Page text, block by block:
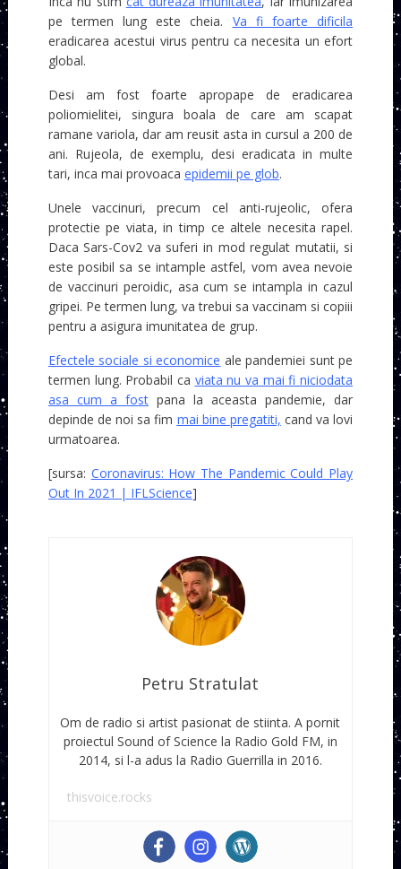
pe termen lung este cheia. Va fi foarte dificila
eradicarea acestui virus pentru ca necesita un efort
global.
Desi am fost foarte apropape de eradicarea
poliomielitei, singura boala de care am scapat
ramane variola, dar am reusit asta in cursul a 200 de
ani. Rujeola, de exemplu, desi eradicata in multe
tari, inca mai provoaca epidemii pe glob.
Unele vaccinuri, precum cel anti-rujeolic, ofera
protectie pe viata, in timp ce altele necesita rapel.
Daca Sars-Cov2 va suferi in mod regulat mutatii, si
este posibil sa se intample astfel, vom avea nevoie
de vaccinuri peroidic, asa cum se intampla in cazul
gripei. Pe termen lung, va trebui sa vaccinam si copiii
pentru a asigura imunitatea de grup.
Efectele sociale si economice ale pandemiei sunt pe
termen lung. Probabil ca viata nu va mai fi niciodata
asa cum a fostpana la aceasta pandemie, dar
depinde de noi sa fim mai bine pregatiti, cand va lovi
urmatoarea.
[sursa: Coronavirus: How The Pandemic Could Play
Out In 2021 | IFLScience]
Petru Stratulat
Om de radio si artist pasionat de stiinta. A pornit
proiectul Sound of Science la Radio Gold FM, in
2014, si l-a adus la Radio Guerrilla in 2016.
thisvoice.rocks